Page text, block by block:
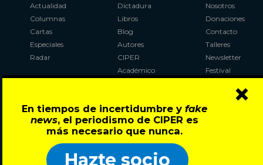
En tiempos de incertidumbre y fake
news, el periodismo de CIPER es
más necesario que nunca.
Hazte socio
×
Actualidad
Columnas
Cartas
Especiales
Radar
Dictadura
Libros
Blog
Autores
CIPER
Académico
Al Plebiscito
con CIPER
Nosotros
Donaciones
Contacto
Talleres
Newsletter
Festival